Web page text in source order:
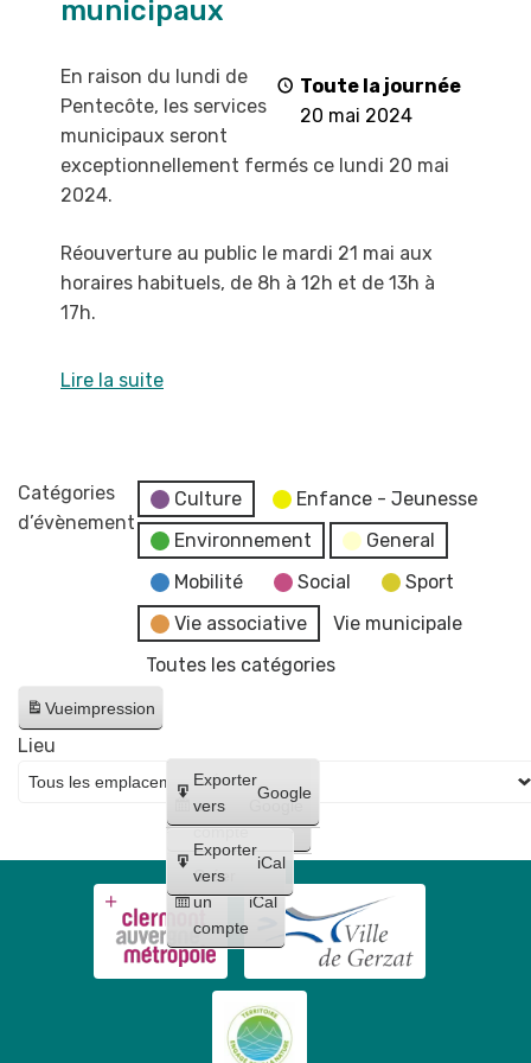
services
municipaux
Toute la journée
20 mai 2024
En raison du lundi de
Pentecôte, les services
municipaux seront
exceptionnellement fermés ce lundi 20 mai
2024.
Réouverture au public le mardi 21 mai aux
horaires habituels, de 8h à 12h et de 13h à
17h.
Lire la suite
Catégories
d’évènement
Culture
Enfance - Jeunesse
Environnement
General
Mobilité
Social
Sport
Vie associative
Vie municipale
Toutes les catégories
Vueimpression
Créer
un
compte
Google
Créer
un
compte
iCal
Exporter
vers
Google
Exporter
vers
iCal
Lieu